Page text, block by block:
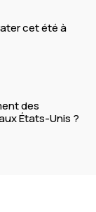
cet été à
des
États-Unis ?